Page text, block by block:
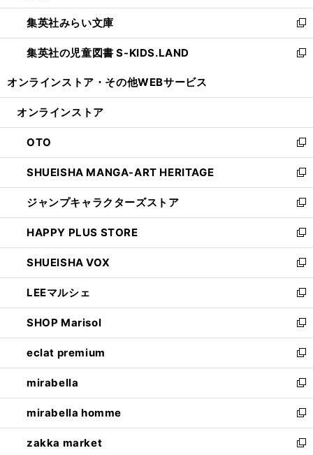
開
く
ウ
で
開
く
ン
ド
ウ
で
ウ
ィ
ン
ド
開
集英社みらい文庫
新
し
い
ン
ウ
で
開
く
集英社の児童図書 S-KIDS.LAND
新
ウ
ン
ド
ウ
で
開
く
オンラインストア・ その他WEBサービス
オンラインストア
OTO
新
し
い
ウ
ィ
ン
ド
ウ
で
開
く
SHUEISHA MANGA-ART HERITAGE
新
し
い
ウ
ィ
ン
ド
ウ
で
開
く
ジャンプキャラクターズストア
新
し
い
ウ
ィ
ン
ド
ウ
で
開
く
HAPPY PLUS STORE
新
し
い
ウ
ィ
ン
ド
ウ
で
開
く
SHUEISHA VOX
新
し
い
ウ
ィ
ン
ド
ウ
で
開
く
LEEマルシェ
新
し
い
ウ
ィ
ン
ド
ウ
で
開
く
SHOP Marisol
新
し
い
ウ
ィ
ン
ド
ウ
で
eclat premium
新
し
い
ウ
ィ
ン
ド
mirabella
新
し
い
ウ
ィ
mirabella homme
新
し
い
zakka market
新